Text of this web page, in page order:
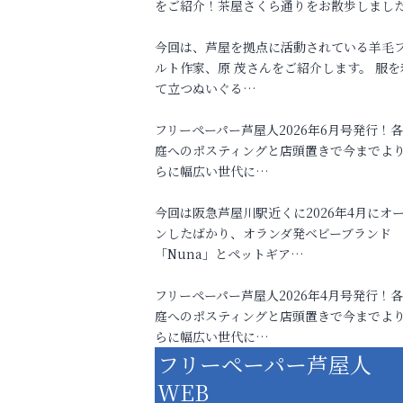
をご紹介！茶屋さくら通りをお散歩しまし
今回は、芦屋を拠点に活動されている羊毛
ルト作家、原 茂さんをご紹介します。 服を
て立つぬいぐる…
フリーペーパー芦屋人2026年6月号発行！
庭へのポスティングと店頭置きで今までよ
らに幅広い世代に…
今回は阪急芦屋川駅近くに2026年4月にオ
ンしたばかり、オランダ発ベビーブランド
「Nuna」とペットギア…
フリーペーパー芦屋人2026年4月号発行！
庭へのポスティングと店頭置きで今までよ
らに幅広い世代に…
フリーペーパー芦屋人
WEB